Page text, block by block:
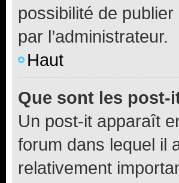
possibilité de
par l’administrateur.
Haut
Que sont les post-
Un post-it apparaît
forum dans lequel il
relativement